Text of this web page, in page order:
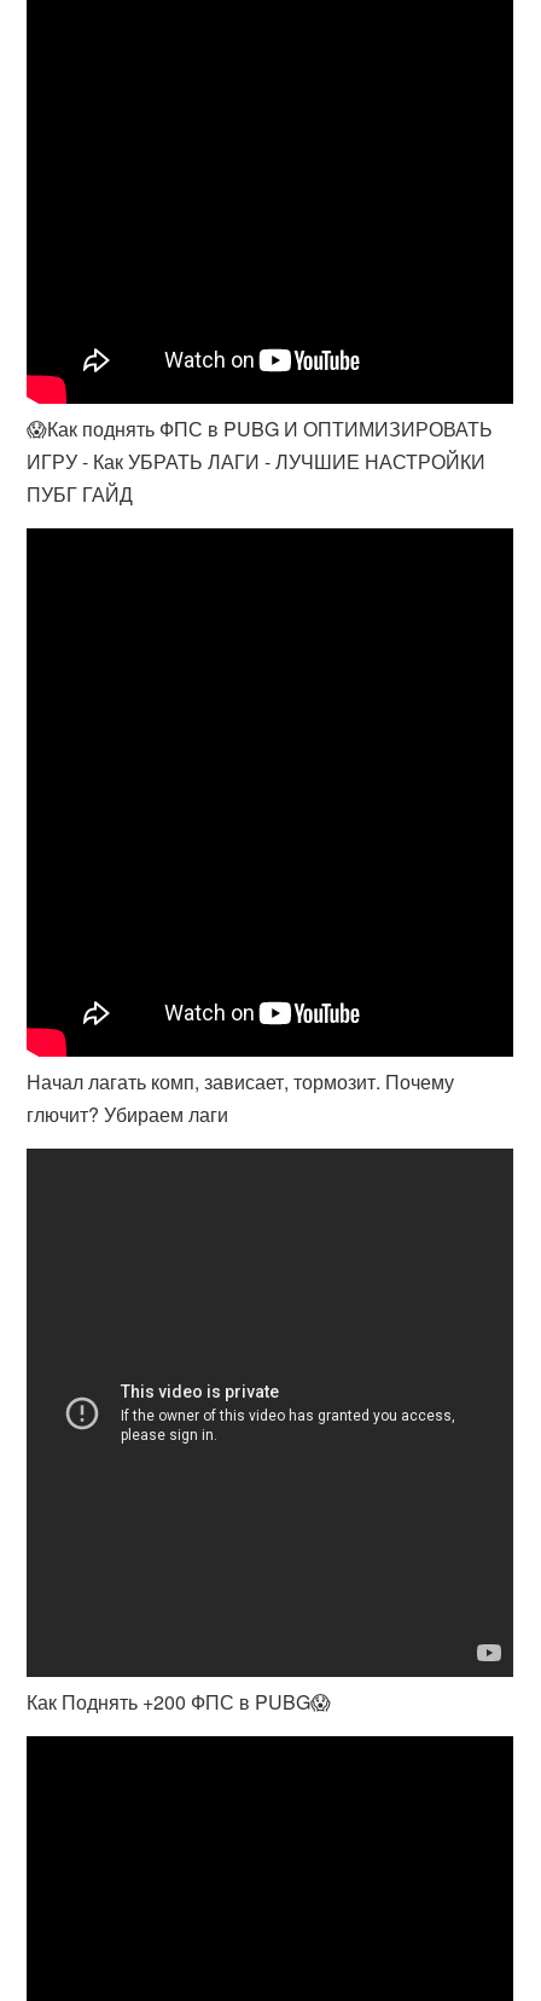
😱Как поднять ФПС в PUBG И ОПТИМИЗИРОВАТЬ
ИГРУ - Как УБРАТЬ ЛАГИ - ЛУЧШИЕ НАСТРОЙКИ
ПУБГ ГАЙД
Начал лагать комп, зависает, тормозит. Почему
глючит? Убираем лаги
Как Поднять +200 ФПС в PUBG😱